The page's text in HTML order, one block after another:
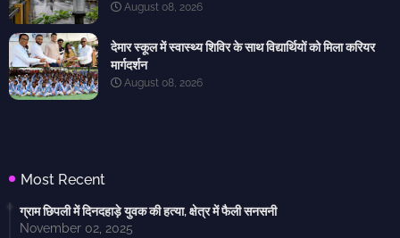
August 08, 2026
देमार स्कूल में स्वास्थ्य शिविर के साथ विद्यार्थियों को मिला करियर
मार्गदर्शन
August 08, 2026
Most Recent
ग्राम छिपली में दिनदहाड़े युवक की हत्या, क्षेत्र में फैली सनसनी
November 02, 2025